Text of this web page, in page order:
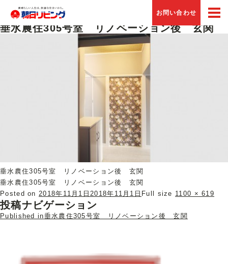
お問い合わせ
Previous Image
Next Image
垂水農住305号室 リノベーション後 玄関
垂水農住305号室 リノベーション後 玄関
垂水農住305号室 リノベーション後 玄関
Posted on 2018年11月1日 2018年11月1日 Full size 1100 × 619
投稿ナビゲーション
Published in垂水農住305号室 リノベーション後 玄関